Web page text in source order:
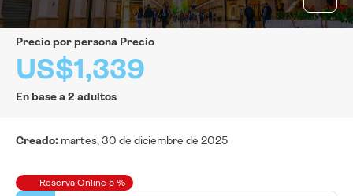
precio por persona Precio
US$1,339
En base a 2 adultos
Creado: martes, 30 de diciembre de 2025
Reserva Online 5 %